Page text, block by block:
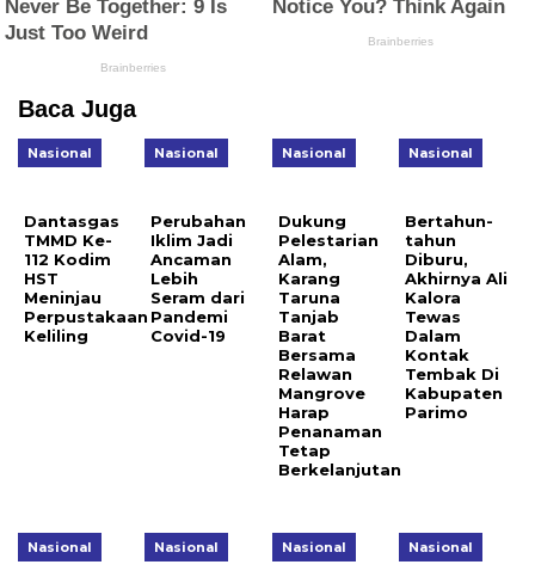
Baca Juga
Nasional
Dantasgas
TMMD Ke-
112 Kodim
HST
Meninjau
Perpustakaan
Keliling
Nasional
Perubahan
Iklim Jadi
Ancaman
Lebih
Seram dari
Pandemi
Covid-19
Nasional
Dukung
Pelestarian
Alam,
Karang
Taruna
Tanjab
Barat
Bersama
Relawan
Mangrove
Harap
Penanaman
Tetap
Berkelanjutan
Nasional
Bertahun-
tahun
Diburu,
Akhirnya Ali
Kalora
Tewas
Dalam
Kontak
Tembak Di
Kabupaten
Parimo
Nasional Nasional Nasional Nasional